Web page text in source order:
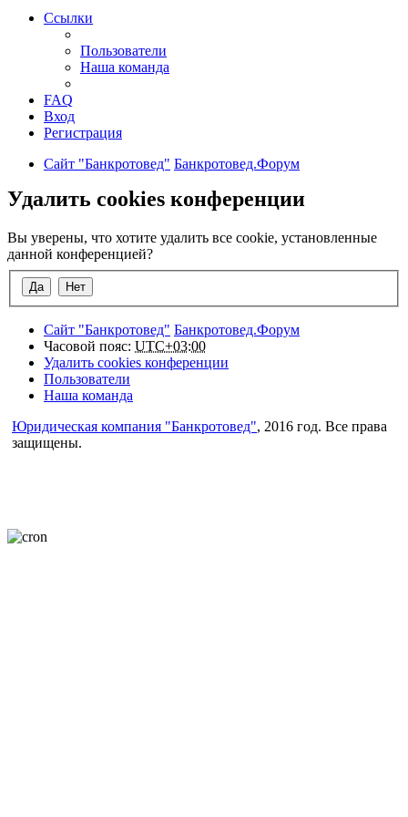
Ссылки
Пользователи
Наша команда
FAQ
Вход
Регистрация
Сайт "Банкротовед" Банкротовед.Форум
Удалить cookies конференции
Вы уверены, что хотите удалить все cookie, установленные
данной конференцией?
Сайт "Банкротовед" Банкротовед.Форум
Часовой пояс: UTC+03:00
Удалить cookies конференции
Пользователи
Наша команда
Юридическая компания "Банкротовед", 2016 год. Все права
защищены.